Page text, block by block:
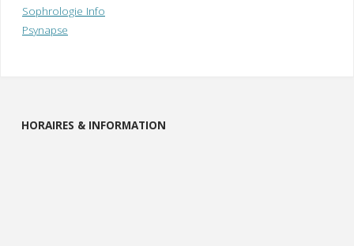
Sophrologie Info
Psynapse
HORAIRES & INFORMATION